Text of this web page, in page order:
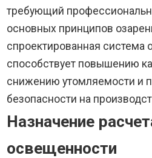
требующий
основных принципов
спроектированная система
способствует повышению
снижению утомляемости и
безопасности на
Назначение
освещенности